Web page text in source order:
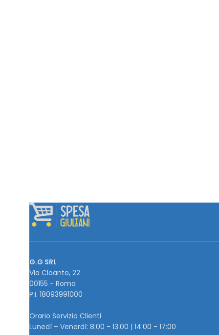
G.G SRL
Via Cloanto, 22
00155 - Roma
P.I. ‭18093991000
Orario Servizio Clienti
Lunedì – Venerdì: 8:00 - 13:00 | 14:00 - 17:00